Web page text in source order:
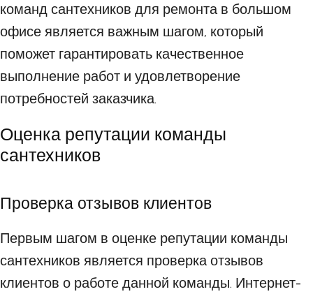
команд сантехников для ремонта в большом
офисе является важным шагом, который
поможет гарантировать качественное
выполнение работ и удовлетворение
потребностей заказчика.
Оценка репутации команды
сантехников
Проверка отзывов клиентов
Первым шагом в оценке репутации команды
сантехников является проверка отзывов
клиентов о работе данной команды. Интернет-